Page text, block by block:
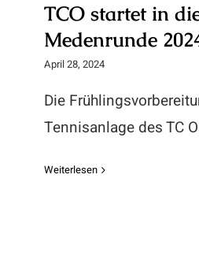
TCO startet in
Medenrunde
April 28, 2024
Die
Tennisanlage des TC
Weiterlesen